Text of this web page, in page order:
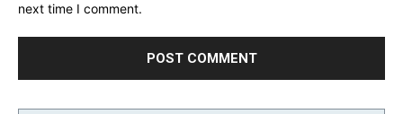
next time I comment.